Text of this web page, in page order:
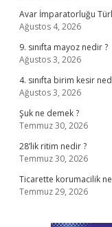
Avar İmparatorluğu
Ağustos 4, 2026
9. sınıfta mayoz nedir ?
Ağustos 3, 2026
4. sınıfta birim kesir
Ağustos 3, 2026
Şuk ne demek ?
Temmuz 30, 2026
28’lik ritim nedir ?
Temmuz 30, 2026
Ticarette korumacilik
Temmuz 29, 2026